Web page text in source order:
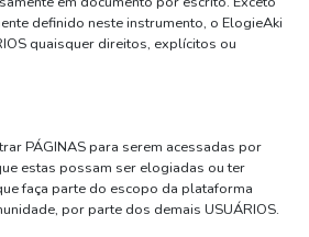
definido neste instrumento, o ElogieAki
quaisquer direitos, explícitos ou
PÁGINAS para serem acessadas por
estas possam ser elogiadas ou ter
faça parte do escopo da plataforma
por parte dos demais USUÁRIOS.